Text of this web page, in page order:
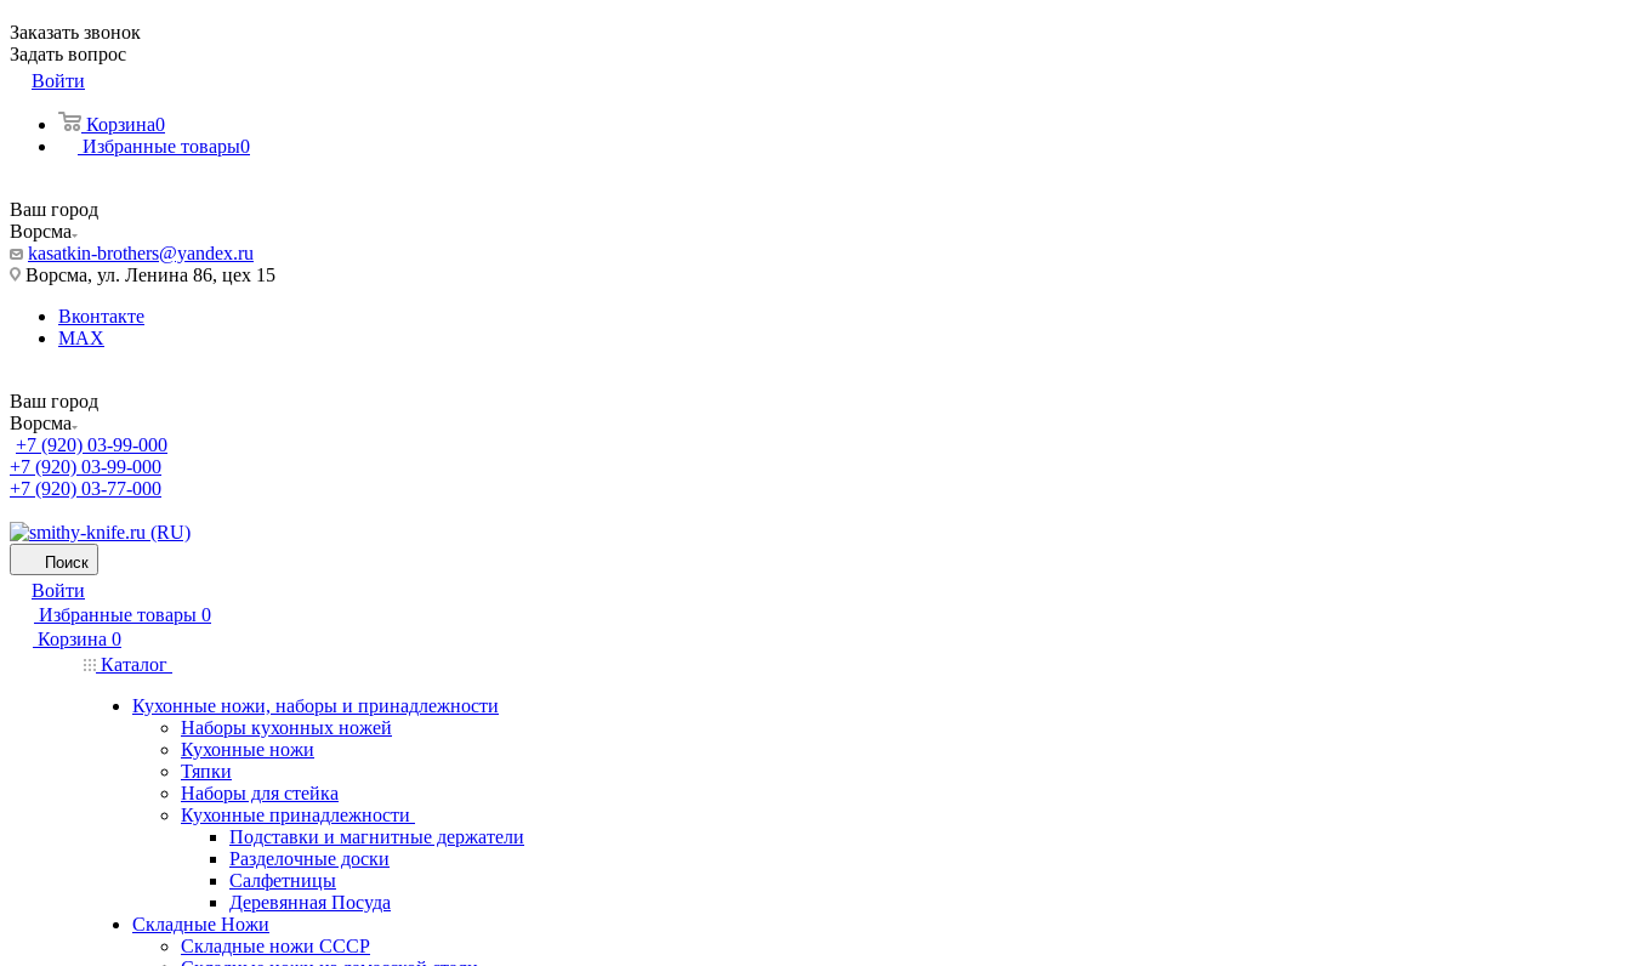
Заказать звонок
Задать вопрос
Войти
Корзина0
Избранные товары0
Ваш город
Ворсма
kasatkin-brothers@yandex.ru
Ворсма, ул. Ленина 86, цех 15
Вконтакте
MAX
Ваш город
Ворсма
+7 (920) 03-99-000
+7 (920) 03-99-000
+7 (920) 03-77-000
Поиск
Войти
Избранные товары 0
Корзина 0
Каталог
Кухонные ножи, наборы и принадлежности
Наборы кухонных ножей
Кухонные ножи
Тяпки
Наборы для стейка
Кухонные принадлежности
Подставки и магнитные держатели
Разделочные доски
Салфетницы
Деревянная Посуда
Складные Ножи
Cкладные ножи СССР